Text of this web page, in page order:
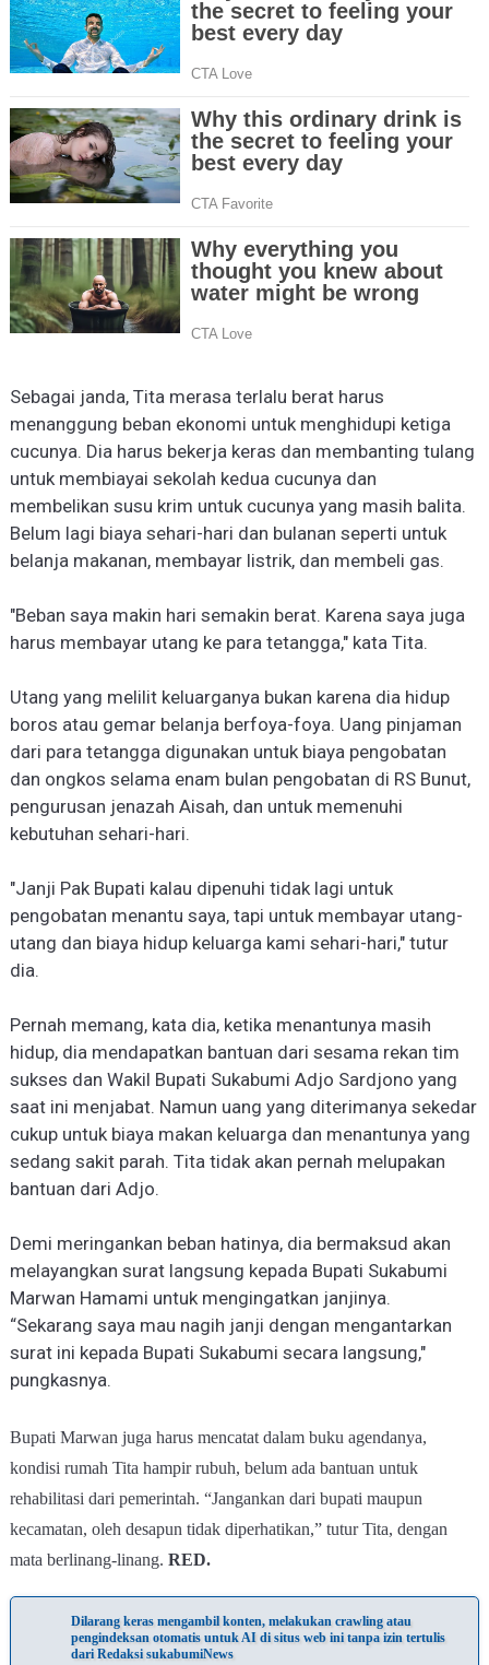
Sebagai janda, Tita merasa terlalu berat harus
menanggung beban ekonomi untuk menghidupi ketiga
cucunya. Dia harus bekerja keras dan membanting tulang
untuk membiayai sekolah kedua cucunya dan
membelikan susu krim untuk cucunya yang masih balita.
Belum lagi biaya sehari-hari dan bulanan seperti untuk
belanja makanan, membayar listrik, dan membeli gas.
"Beban saya makin hari semakin berat. Karena saya juga
harus membayar utang ke para tetangga," kata Tita.
Utang yang melilit keluarganya bukan karena dia hidup
boros atau gemar belanja berfoya-foya. Uang pinjaman
dari para tetangga digunakan untuk biaya pengobatan
dan ongkos selama enam bulan pengobatan di RS Bunut,
pengurusan jenazah Aisah, dan untuk memenuhi
kebutuhan sehari-hari.
"Janji Pak Bupati kalau dipenuhi tidak lagi untuk
pengobatan menantu saya, tapi untuk membayar utang-
utang dan biaya hidup keluarga kami sehari-hari," tutur
dia.
Pernah memang, kata dia, ketika menantunya masih
hidup, dia mendapatkan bantuan dari sesama rekan tim
sukses dan Wakil Bupati Sukabumi Adjo Sardjono yang
saat ini menjabat. Namun uang yang diterimanya sekedar
cukup untuk biaya makan keluarga dan menantunya yang
sedang sakit parah. Tita tidak akan pernah melupakan
bantuan dari Adjo.
Demi meringankan beban hatinya, dia bermaksud akan
melayangkan surat langsung kepada Bupati Sukabumi
Marwan Hamami untuk mengingatkan janjinya.
“Sekarang saya mau nagih janji dengan mengantarkan
surat ini kepada Bupati Sukabumi secara langsung,"
pungkasnya.
Bupati Marwan juga harus mencatat dalam buku agendanya,
kondisi rumah Tita hampir rubuh, belum ada bantuan untuk
rehabilitasi dari pemerintah. “Jangankan dari bupati maupun
kecamatan, oleh desapun tidak diperhatikan,” tutur Tita, dengan
mata berlinang-linang. RED.
Dilarang keras mengambil konten, melakukan crawling atau
pengindeksan otomatis untuk AI di situs web ini tanpa izin tertulis
dari Redaksi sukabumiNews